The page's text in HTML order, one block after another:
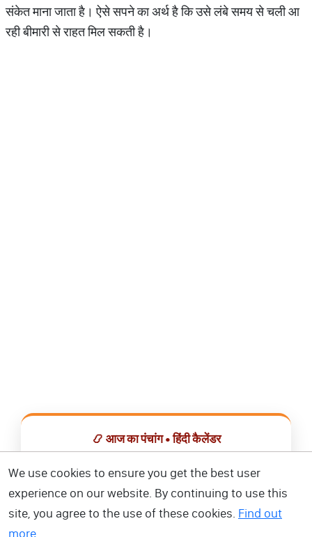
संकेत माना जाता है। ऐसे सपने का अर्थ है कि उसे लंबे समय से चली आ
रही बीमारी से राहत मिल सकती है।
📿 आज का पंचांग • हिंदी कैलेंडर
📅 हिंदी कैलेंडर ऐप डाउनलोड करें
We use cookies to ensure you get the best user
experience on our website. By continuing to use this
site, you agree to the use of these cookies. Find out
more